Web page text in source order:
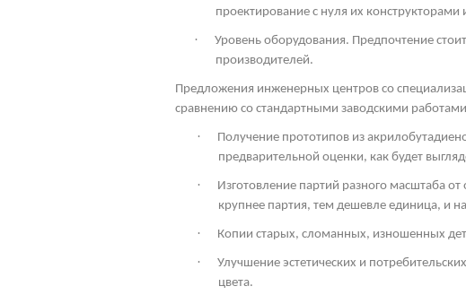
проектирование с нуля их
· Уровень оборудования. Предпочтение
производителей.
Предложения инженерных центров со
сравнению со стандартными заводскими
· Получение прототипов из
предварительной оценки, как будет
·
Изготовление партий разного масштаба
крупнее партия, тем дешевле единица, и
· Копии старых, сломанных, изношенных
·
Улучшение эстетических и
цвета.